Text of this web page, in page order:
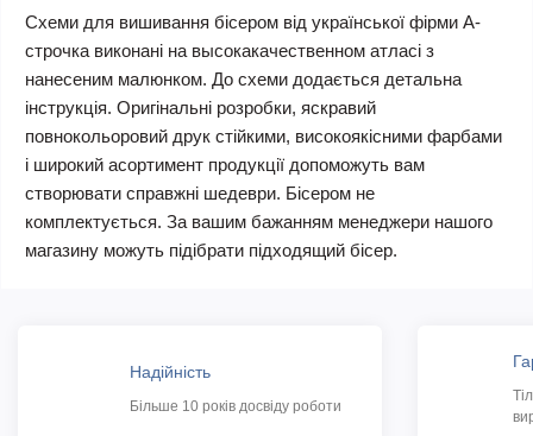
Схеми для вишивання бісером від української фірми А-
строчка виконані на высокакачественном атласі з
нанесеним малюнком. До схеми додається детальна
інструкція. Оригінальні розробки, яскравий
повнокольоровий друк стійкими, високоякісними фарбами
і широкий асортимент продукції допоможуть вам
створювати справжні шедеври. Бісером не
комплектується. За вашим бажанням менеджери нашого
магазину можуть підібрати підходящий бісер.
Надійність
Більше 10 років досвіду роботи